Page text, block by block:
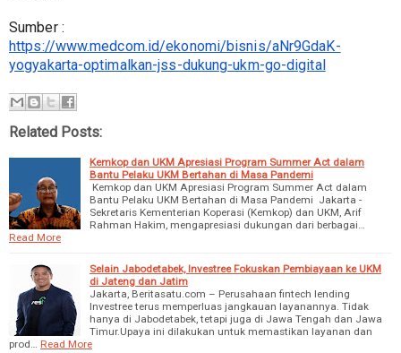
https://www.medcom.id/ekonomi/bisnis/aNr9GdaK-
yogyakarta-optimalkan-jss-dukung-ukm-go-digital
Related Posts:
Kemkop dan UKM Apresiasi Program Summer Act dalam
Bantu Pelaku UKM Bertahan di Masa Pandemi
Kemkop dan UKM Apresiasi Program Summer Act dalam
Bantu Pelaku UKM Bertahan di Masa Pandemi Jakarta -
Sekretaris Kementerian Koperasi (Kemkop) dan UKM, Arif
Rahman Hakim, mengapresiasi dukungan dari berbagai…
Read More
Selain Jabodetabek, Investree Fokuskan Pembiayaan ke UKM
di Jateng dan Jatim
Jakarta, Beritasatu.com – Perusahaan fintech lending
Investree terus memperluas jangkauan layanannya. Tidak
hanya di Jabodetabek, tetapi juga di Jawa Tengah dan Jawa
Timur.Upaya ini dilakukan untuk memastikan layanan dan
prod…
Read More